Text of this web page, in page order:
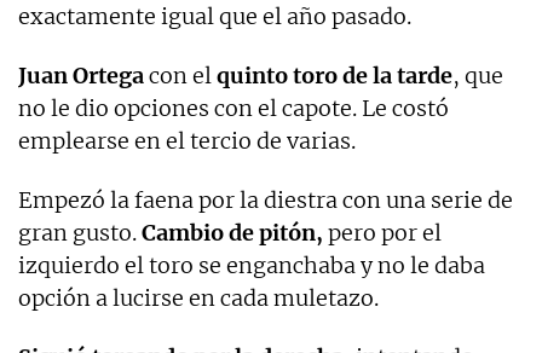
exactamente igual que el año pasado.
Juan Ortegacon elquinto toro de la tarde, que
no le dio opciones con el capote. Le costó
emplearse en el tercio de varias.
Empezó la faena por la diestra con una serie de
gran gusto.Cambio de pitón, pero por el
izquierdo el toro se enganchaba y no le daba
opción a lucirse en cada muletazo.